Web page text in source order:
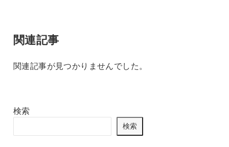
関連記事
関連記事が見つかりませんでした。
検索
検索